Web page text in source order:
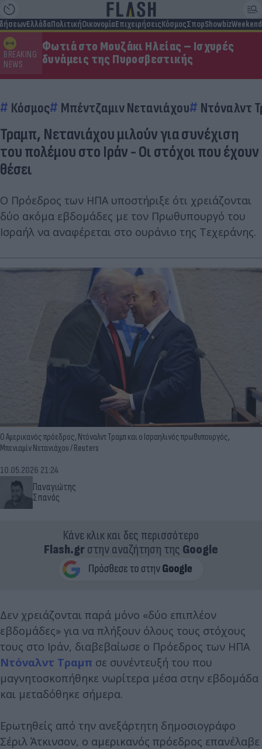
ΕλλάδαΠολιτικήΟικονομίαΕπιχειρήσειςΚόσμοςΣπορShowbizWeekend
BREAKING
NEWS
Φωτιά στο Μουζάκι Ηλείας – Ισχυρές
δυνάμεις της Πυροσβεστικής
Κόσμος Μπέντζαμιν Νετανιάχου Ντόναλντ
Τραμπ, Νετανιάχου μιλούν για συνέχιση
του πολέμου στο Ιράν - Οι στόχοι που έχουν
θέσει
Ο Πρόεδρος των ΗΠΑ υποστήριξε ότι χρειάζονται
δύο ακόμα εβδομάδες με τον Πρωθυπουργό του
Ισραήλ να αναφέρεται στο ουράνιο της Τεχεράνης.
Ο Αμερικανός πρόεδρος, Ντόναλντ Τραμπ και ο Ισραηλινός πρωθυπουργός,
Μπενιαμίν Νετανιάχου / Reuters
Παναγιώτης
Σπανός
10.05.2026 21:24
Κάνε κλικ και δες περισσότερο
Flash.grστην αναζήτηση της Google
Δεν χρειάζονται παρά μόνο «δύο επιπλέον
εβδομάδες» για να πλήξουν όλους τους στόχους
τους στο Ιράν, διαβεβαίωσε ο Πρόεδρος των ΗΠΑ
Ντόναλντ Τραμπ σε συνέντευξή του που
μαγνητοσκοπήθηκε νωρίτερα μέσα στην εβδομάδα
και μεταδόθηκε σήμερα.
Ερωτηθείς από την ανεξάρτητη δημοσιογράφο
Σέριλ Άτκινσον, ο αμερικανός πρόεδρος επανέλαβε